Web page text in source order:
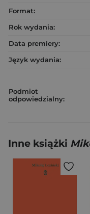
Format:
Rok wydania:
Data premiery:
Język wydania:
Podmiot
odpowiedzialny:
Inne książki